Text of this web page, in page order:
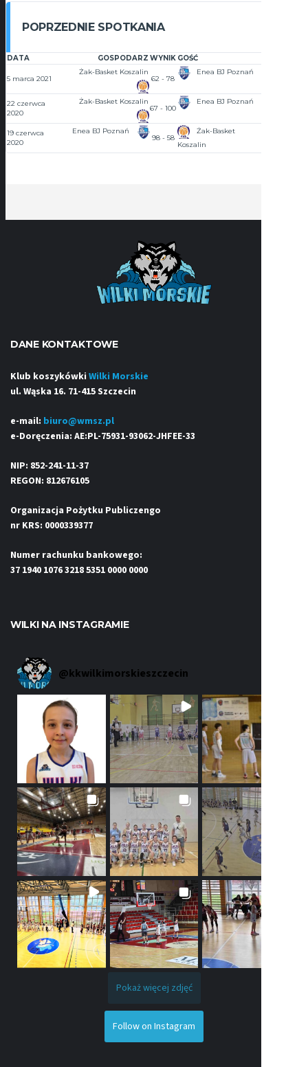
POPRZEDNIE SPOTKANIA
DATA GOSPODARZ WYNIK GOŚĆ
5 marca 2021
Żak-Basket Koszalin
62 - 78
Enea BJ Poznań
22 czerwca
2020
Żak-Basket Koszalin
67 - 100
Enea BJ Poznań
19 czerwca
2020
Enea BJ Poznań
98 - 58
Żak-Basket
Koszalin
DANE KONTAKTOWE
Klub koszykówki Wilki Morskie
ul. Wąska 16. 71-415 Szczecin
e-mail: biuro@wmsz.pl
e-Doręczenia: AE:PL-75931-93062-JHFEE-33
NIP: 852-241-11-37
REGON: 812676105
Organizacja Pożytku Publiczengo
nr KRS: 0000339377
Numer rachunku bankowego:
37 1940 1076 3218 5351 0000 0000
WILKI NA INSTAGRAMIE
@kkwilkimorskieszczecin
Pokaż więcej zdjęć
Follow on Instagram